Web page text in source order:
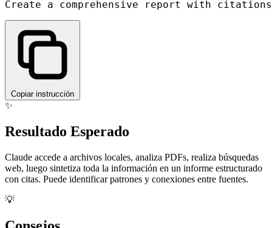
Copiar instrucción
✨
Resultado Esperado
Claude accede a archivos locales, analiza PDFs, realiza búsquedas
web, luego sintetiza toda la información en un informe estructurado
con citas. Puede identificar patrones y conexiones entre fuentes.
💡